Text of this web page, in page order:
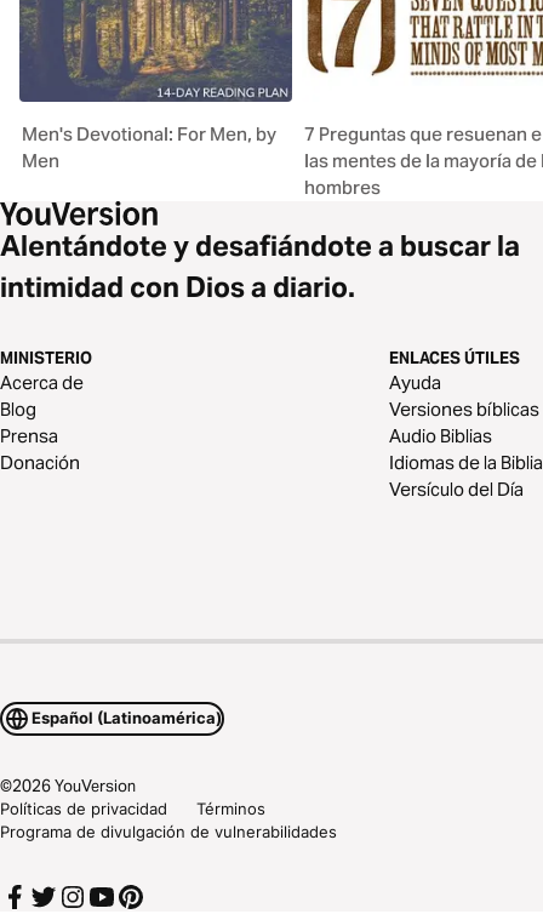
Men's Devotional: For Men, by
Men
7 Preguntas que resuenan
las mentes de la mayoría de
hombres
Alentándote y desafiándote a buscar la
intimidad con Dios a diario.
MINISTERIO
Acerca de
Blog
Prensa
Donación
ENLACES ÚTILES
Ayuda
Versiones bíblicas
Audio Biblias
Idiomas de la Biblia
Versículo del Día
Español (Latinoamérica)
©2026YouVersion
Políticas de privacidad
Términos
Programa de divulgación de vulnerabilidades